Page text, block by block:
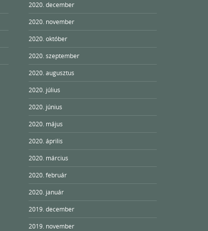
2020. december
2020. november
2020. október
2020. szeptember
2020. augusztus
2020. július
2020. június
2020. május
2020. április
2020. március
2020. február
2020. január
2019. december
2019. november